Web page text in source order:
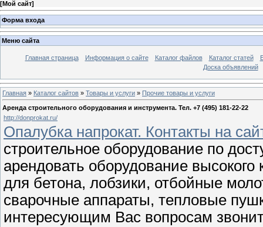
[Мой сайт]
Форма входа
Меню сайта
Главная страница Информация о сайте Каталог файлов Каталог статей
Доска объявлений
Главная » Каталог сайтов » Товары и услуги » Прочие товары и услуги
Аренда строительного оборудования и инструмента. Тел. +7 (495) 181-22-22
http://donprokat.ru/
Опалубка напрокат. Контакты на
строительное оборудование по
арендовать оборудование
для бетона, лобзики, отбойные
сварочные аппараты, тепловые
интересующим Вас вопросам